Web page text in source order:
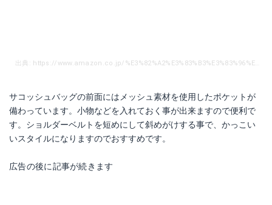
サコッシュバッグの前面にはメッシュ素材を使用したポケットが
備わっています。小物などを入れておく事が出来ますので便利で
す。ショルダーベルトを短めにして斜めがけする事で、かっこい
いスタイルになりますのでおすすめです。
広告の後に記事が続きます